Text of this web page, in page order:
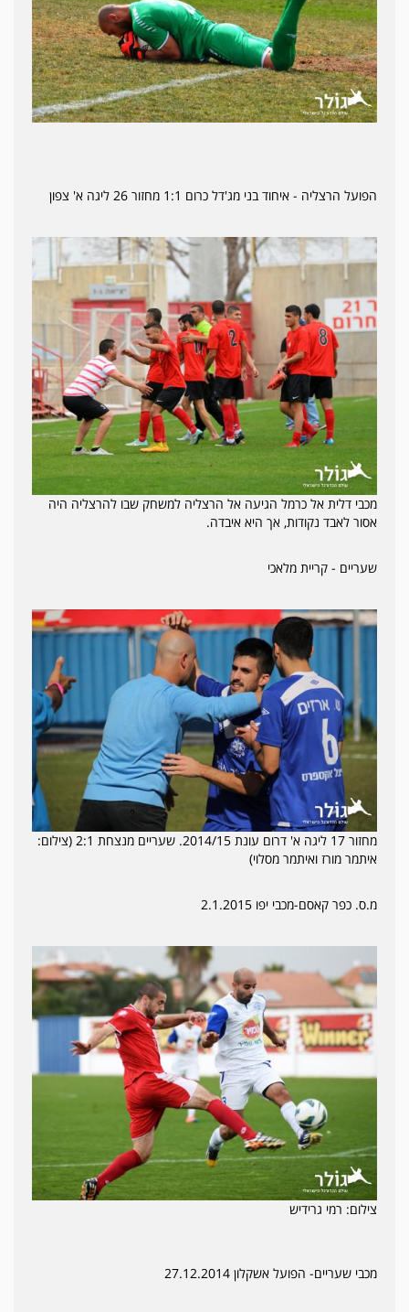
הפועל הרצליה - איחוד בני מג'דל כרום 1:1 מחזור 26 ליגה א' צפון
מכבי דלית אל כרמל הגיעה אל הרצליה למשחק שבו להרצליה היה
אסור לאבד נקודות, אך היא איבדה.
שעריים - קריית מלאכי
מחזור 17 ליגה א' דרום עונת 2014/15. שעריים מנצחת 2:1 (צילום:
איתמר מורז ואיתמר מסלוי)
מ.ס. כפר קאסם-מכבי יפו 2.1.2015
צילום: רמי גרידיש
מכבי שעריים- הפועל אשקלון 27.12.2014